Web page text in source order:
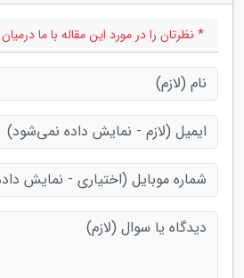
* نظرتان را در مورد این مقاله با ما